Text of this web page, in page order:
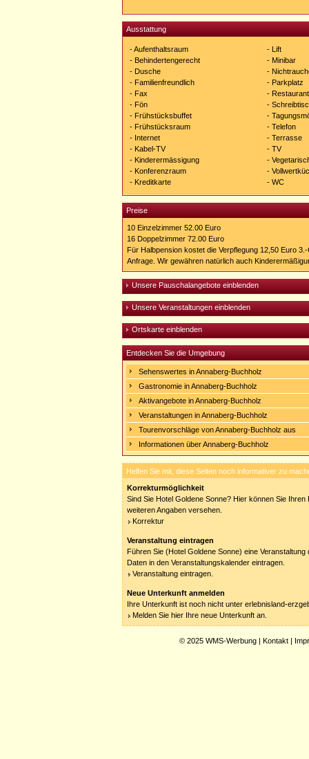
Ausstattung
- Aufenthaltsraum
- Behindertengerecht
- Dusche
- Familienfreundlich
- Fax
- Fön
- Frühstücksbuffet
- Frühstücksraum
- Internet
- Kabel-TV
- Kinderermässigung
- Konferenzraum
- Kreditkarte
- Lift
- Minibar
-
- Parkplatz
- Restaurant
-
-
- Telefon
- Terrasse
- TV
-
-
- WC
Preise
10 Einzelzimmer 52.00 Euro
16 Doppelzimmer 72.00 Euro
Für Halbpension kostet die Verpflegung 12,50 Euro
Anfrage. Wir gewähren natürlich auch
Unsere Pauschalangebote einblenden
Unsere Veranstaltungen einblenden
Ortskarte einblenden
Entdecken Sie die Umgebung
Sehenswertes in Annaberg-Buchholz
Gastronomie in Annaberg-Buchholz
Aktivangebote in Annaberg-Buchholz
Veranstaltungen in Annaberg-Buchholz
Tourenvorschläge von Annaberg-Buchholz aus
Informationen über Annaberg-Buchholz
Helfen Sie mit, diese Seiten noch informativer zu
Korrekturmöglichkeit
Sind Sie Hotel Goldene Sonne? Hier können Sie
weiteren Angaben versehen.
Korrektur
Veranstaltung eintragen
Führen Sie (Hotel Goldene Sonne) eine
Daten in den Veranstaltungskalender eintragen.
Veranstaltung eintragen.
Neue Unterkunft anmelden
Ihre Unterkunft ist noch nicht unter erlebnisland-
Melden Sie hier Ihre neue Unterkunft an.
© 2025 WMS-Werbung | Kontakt |